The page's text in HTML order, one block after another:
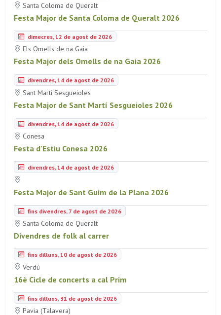
Santa Coloma de Queralt
Festa Major de Santa Coloma de Queralt 2026
dimecres, 12 de agost de 2026
Els Omells de na Gaia
Festa Major dels Omells de na Gaia 2026
divendres, 14 de agost de 2026
Sant Martí Sesgueioles
Festa Major de Sant Martí Sesgueioles 2026
divendres, 14 de agost de 2026
Conesa
Festa d'Estiu Conesa 2026
divendres, 14 de agost de 2026
Festa Major de Sant Guim de la Plana 2026
fins divendres, 7 de agost de 2026
Santa Coloma de Queralt
Divendres de folk al carrer
fins dilluns, 10 de agost de 2026
Verdú
16è Cicle de concerts a cal Prim
fins dilluns, 31 de agost de 2026
Pavia (Talavera)